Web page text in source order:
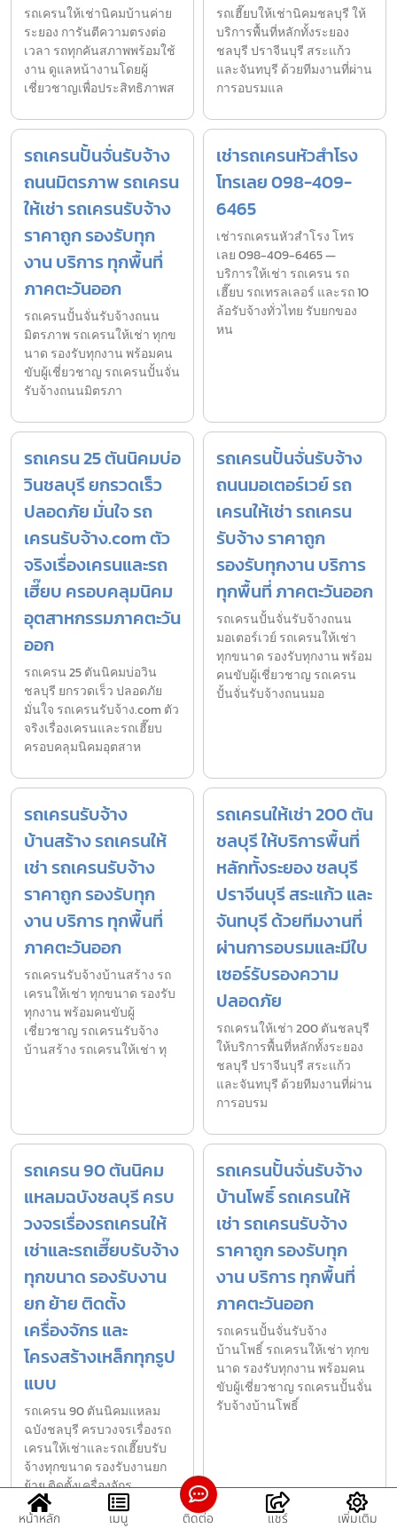
รถเครนให้เช่านิคมบ้านค่าย
ระยอง การันตีความตรงต่อ
เวลา รถทุกคันสภาพพร้อมใช้
งาน ดูแลหน้างานโดยผู้
เชี่ยวชาญเพื่อประสิทธิภาพส
รถเฮี๊ยบให้เช่านิคมชลบุรี ให้
บริการพื้นที่หลักทั้งระยอง
ชลบุรี ปราจีนบุรี สระแก้ว
และจันทบุรี ด้วยทีมงานที่ผ่าน
การอบรมแล
รถเครนปั้นจั่นรับจ้าง
ถนนมิตรภาพ รถเครน
ให้เช่า รถเครนรับจ้าง
ราคาถูก รองรับทุก
งาน บริการ ทุกพื้นที่
ภาคตะวันออก
รถเครนปั้นจั่นรับจ้างถนน
มิตรภาพ รถเครนให้เช่า ทุกข
นาด รองรับทุกงาน พร้อมคน
ขับผู้เชี่ยวชาญ รถเครนปั้นจั่น
รับจ้างถนนมิตรภา
เช่ารถเครนหัวสำโรง
โทรเลย 098-409-
6465
เช่ารถเครนหัวสำโรง โทร
เลย 098-409-6465 —
บริการให้เช่า รถเครน รถ
เฮี๊ยบ รถเทรลเลอร์ และรถ 10
ล้อรับจ้างทั่วไทย รับยกของ
หน
รถเครน 25 ตันนิคมบ่อ
วินชลบุรี ยกรวดเร็ว
ปลอดภัย มั่นใจ รถ
เครนรับจ้าง.com ตัว
จริงเรื่องเครนและรถ
เฮี๊ยบ ครอบคลุมนิคม
อุตสาหกรรมภาคตะวัน
ออก
รถเครน 25 ตันนิคมบ่อวิน
ชลบุรี ยกรวดเร็ว ปลอดภัย
มั่นใจ รถเครนรับจ้าง.com ตัว
จริงเรื่องเครนและรถเฮี๊ยบ
ครอบคลุมนิคมอุตสาห
รถเครนปั้นจั่นรับจ้าง
ถนนมอเตอร์เวย์ รถ
เครนให้เช่า รถเครน
รับจ้าง ราคาถูก
รองรับทุกงาน บริการ
ทุกพื้นที่ ภาคตะวันออก
รถเครนปั้นจั่นรับจ้างถนน
มอเตอร์เวย์ รถเครนให้เช่า
ทุกขนาด รองรับทุกงาน พร้อม
คนขับผู้เชี่ยวชาญ รถเครน
ปั้นจั่นรับจ้างถนนมอ
รถเครนรับจ้าง
บ้านสร้าง รถเครนให้
เช่า รถเครนรับจ้าง
ราคาถูก รองรับทุก
งาน บริการ ทุกพื้นที่
ภาคตะวันออก
รถเครนรับจ้างบ้านสร้าง รถ
เครนให้เช่า ทุกขนาด รองรับ
ทุกงาน พร้อมคนขับผู้
เชี่ยวชาญ รถเครนรับจ้าง
บ้านสร้าง รถเครนให้เช่า ทุ
รถเครนให้เช่า 200 ตัน
ชลบุรี ให้บริการพื้นที่
หลักทั้งระยอง ชลบุรี
ปราจีนบุรี สระแก้ว และ
จันทบุรี ด้วยทีมงานที่
ผ่านการอบรมและมีใบ
เซอร์รับรองความ
ปลอดภัย
รถเครนให้เช่า 200 ตันชลบุรี
ให้บริการพื้นที่หลักทั้งระยอง
ชลบุรี ปราจีนบุรี สระแก้ว
และจันทบุรี ด้วยทีมงานที่ผ่าน
การอบรม
รถเครน 90 ตันนิคม
แหลมฉบังชลบุรี ครบ
วงจรเรื่องรถเครนให้
เช่าและรถเฮี๊ยบรับจ้าง
ทุกขนาด รองรับงาน
ยก ย้าย ติดตั้ง
เครื่องจักร และ
โครงสร้างเหล็กทุกรูป
แบบ
รถเครน 90 ตันนิคมแหลม
ฉบังชลบุรี ครบวงจรเรื่องรถ
เครนให้เช่าและรถเฮี๊ยบรับ
จ้างทุกขนาด รองรับงานยก
ย้าย ติดตั้งเครื่องจักร
รถเครนปั้นจั่นรับจ้าง
บ้านโพธิ์ รถเครนให้
เช่า รถเครนรับจ้าง
ราคาถูก รองรับทุก
งาน บริการ ทุกพื้นที่
ภาคตะวันออก
รถเครนปั้นจั่นรับจ้าง
บ้านโพธิ์ รถเครนให้เช่า ทุกข
นาด รองรับทุกงาน พร้อมคน
ขับผู้เชี่ยวชาญ รถเครนปั้นจั่น
รับจ้างบ้านโพธิ์
หน้าหลัก เมนู ติดต่อ แชร์ เพิ่มเติม